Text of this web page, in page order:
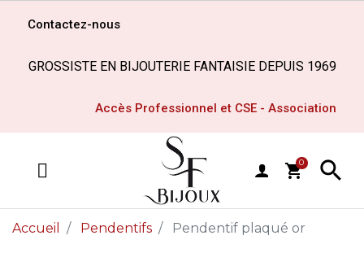
Contactez-nous
GROSSISTE EN BIJOUTERIE FANTAISIE DEPUIS 1969
Accès Professionnel et CSE - Association
shopping_cart
0 
Accueil Pendentifs Pendentif plaqué or